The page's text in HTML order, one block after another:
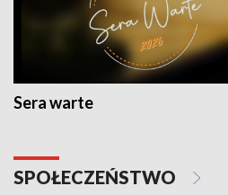
Sera warte
SPOŁECZEŃSTWO